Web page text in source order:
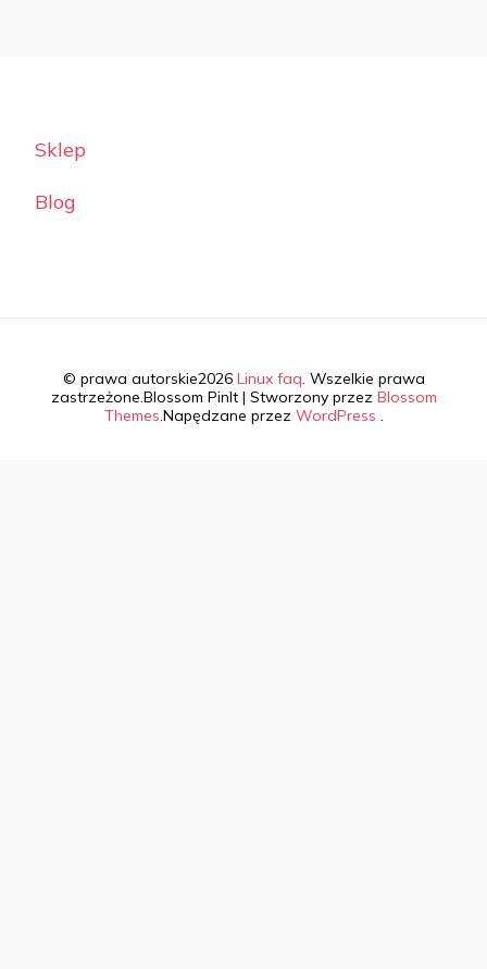
Sklep
Blog
© prawa autorskie2026 Linux faq. Wszelkie prawa
zastrzeżone.Blossom PinIt | Stworzony przez Blossom
Themes.Napędzane przez WordPress .